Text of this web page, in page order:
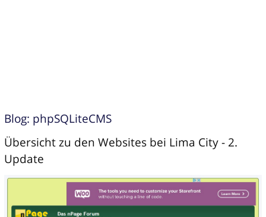
Blog: phpSQLiteCMS
Übersicht zu den Websites bei Lima City - 2.
Update